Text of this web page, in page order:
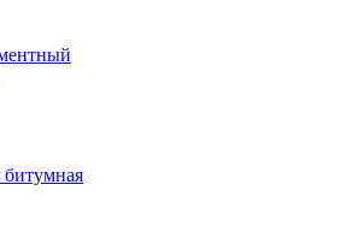
битумная